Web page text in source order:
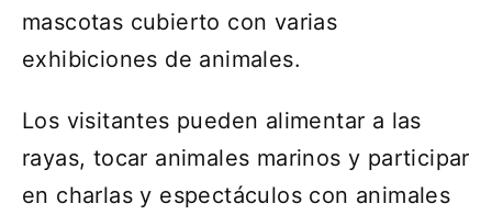
mascotas cubierto con varias
exhibiciones de animales.
Los visitantes pueden alimentar a las
rayas, tocar animales marinos y participar
en charlas y espectáculos con animales